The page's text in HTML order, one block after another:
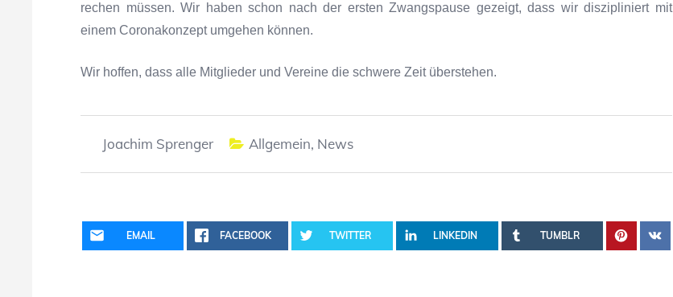
rechen müssen. Wir haben schon nach der ersten Zwangspause gezeigt, dass wir diszipliniert mit
einem Coronakonzept umgehen können.
Wir hoffen, dass alle Mitglieder und Vereine die schwere Zeit überstehen.
Joachim Sprenger Allgemein, News
EMAIL FACEBOOK TWITTER LINKEDIN TUMBLR